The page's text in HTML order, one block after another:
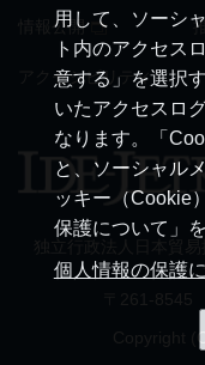
用して、ソーシ
ト内のアクセス
意する」を選択
いたアクセスロ
なります。「
と、ソーシャル
ッキー（Cookie
保護について」
個人情報の保護
情報公開
アクセシビリティ
Copyright